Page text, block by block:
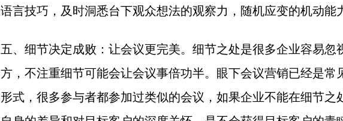
语言技巧，及时洞悉台下观众想法的观察力，随机应变的机动能
五、细节决定成败：让会议更完美。细节之处是很多企业容易忽
方，不注重细节可能会让会议事倍功半。眼下会议营销已经是常
形式，很多参与者都参加过类似的会议，如果企业不能在细节之